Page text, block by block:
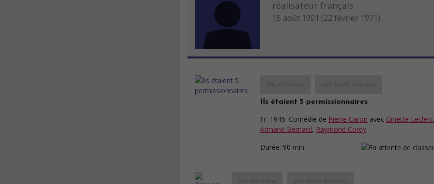
réalisateur français
15 août 1901 (22 février 1971)
Ils étaient 5 permissionnaires
Fr. 1945. Comédie de Pierre Caron avec Ginette Leclerc,
Armand Bernard, Raymond Cordy.
Durée: 90 min.